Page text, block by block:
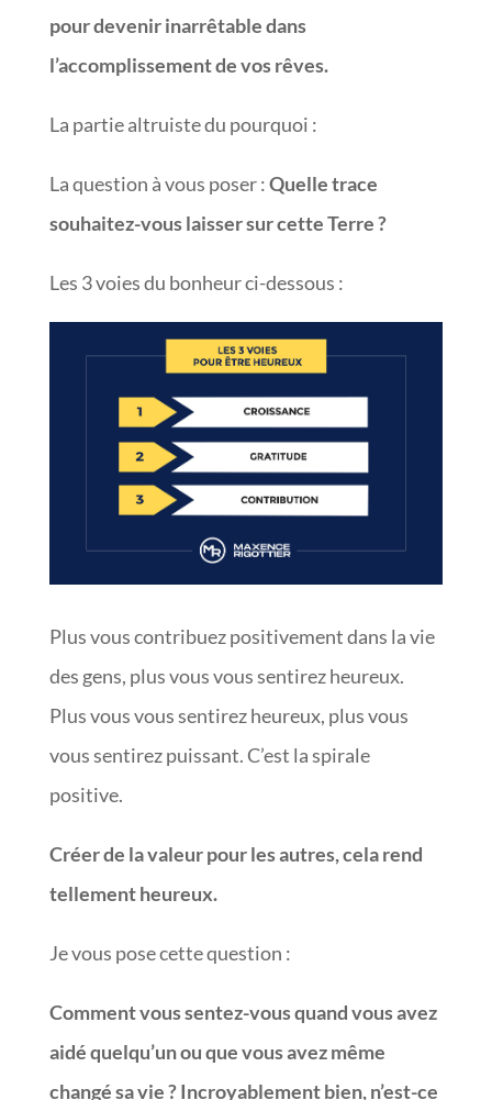
pour devenir inarrêtable dans
l’accomplissement de vos rêves.
La partie altruiste du pourquoi :
La question à vous poser :Quelle trace
souhaitez-vous laisser sur cette Terre ?
Les 3 voies du bonheur ci-dessous :
Plus vous contribuez positivement dans la vie
des gens, plus vous vous sentirez heureux.
Plus vous vous sentirez heureux, plus vous
vous sentirez puissant. C’est la spirale
positive.
Créer de la valeur pour les autres, cela rend
tellement heureux.
Je vous pose cette question :
Comment vous sentez-vous quand vous avez
aidé quelqu’un ou que vous avez même
changé sa vie ? Incroyablement bien, n’est-ce